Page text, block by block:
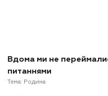
Вдома ми не
питаннями
Тема: Родина